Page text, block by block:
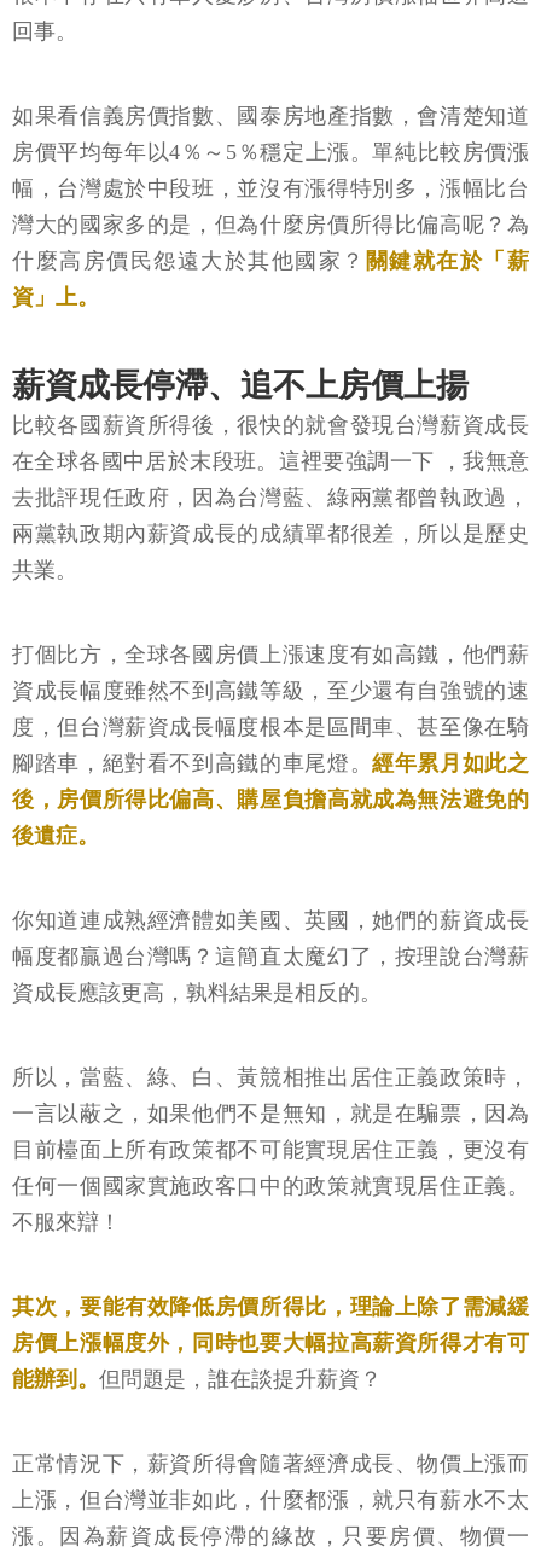
回事。
如果看信義房價指數、國泰房地產指數，會清楚知道
房價平均每年以4％～5％穩定上漲。單純比較房價漲
幅，台灣處於中段班，並沒有漲得特別多，漲幅比台
灣大的國家多的是，但為什麼房價所得比偏高呢？為
什麼高房價民怨遠大於其他國家？ 關鍵就在於「薪
資」上。
薪資成長停滯、追不上房價上揚
比較各國薪資所得後，很快的就會發現台灣薪資成長
在全球各國中居於末段班。這裡要強調一下 ，我無意
去批評現任政府，因為台灣藍、綠兩黨都曾執政過，
兩黨執政期內薪資成長的成績單都很差，所以是歷史
共業。
打個比方，全球各國房價上漲速度有如高鐵，他們薪
資成長幅度雖然不到高鐵等級，至少還有自強號的速
度，但台灣薪資成長幅度根本是區間車、甚至像在騎
腳踏車，絕對看不到高鐵的車尾燈。經年累月如此之
後，房價所得比偏高、購屋負擔高就成為無法避免的
後遺症。
你知道連成熟經濟體如美國、英國，她們的薪資成長
幅度都贏過台灣嗎？這簡直太魔幻了，按理說台灣薪
資成長應該更高，孰料結果是相反的。
所以，當藍、綠、白、黃競相推出居住正義政策時，
一言以蔽之，如果他們不是無知，就是在騙票，因為
目前檯面上所有政策都不可能實現居住正義，更沒有
任何一個國家實施政客口中的政策就實現居住正義。
不服來辯！
其次，要能有效降低房價所得比，理論上除了需減緩
房價上漲幅度外，同時也要大幅拉高薪資所得才有可
能辦到。 但問題是，誰在談提升薪資？
正常情況下，薪資所得會隨著經濟成長、物價上漲而
上漲，但台灣並非如此，什麼都漲，就只有薪水不太
漲。因為薪資成長停滯的緣故，只要房價、物價一